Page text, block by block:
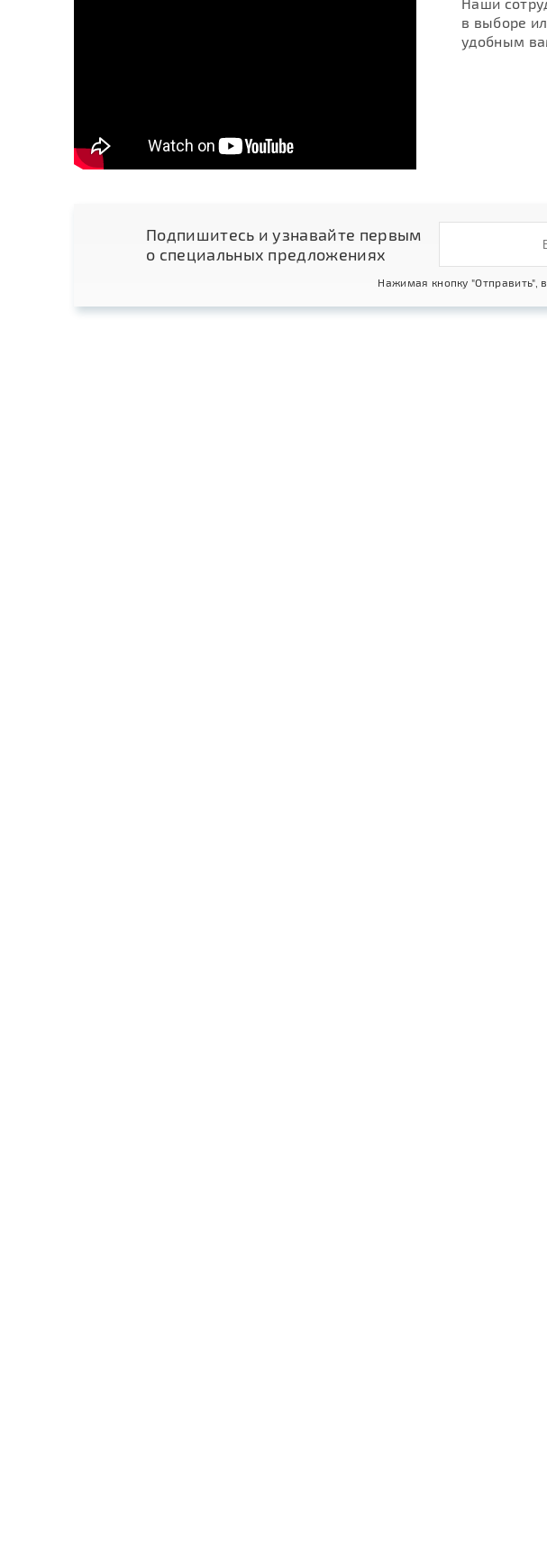
в выборе
удобным
Подпишитесь и узнавайте первым
о специальных предложениях
Нажимая кнопку "Отправить",